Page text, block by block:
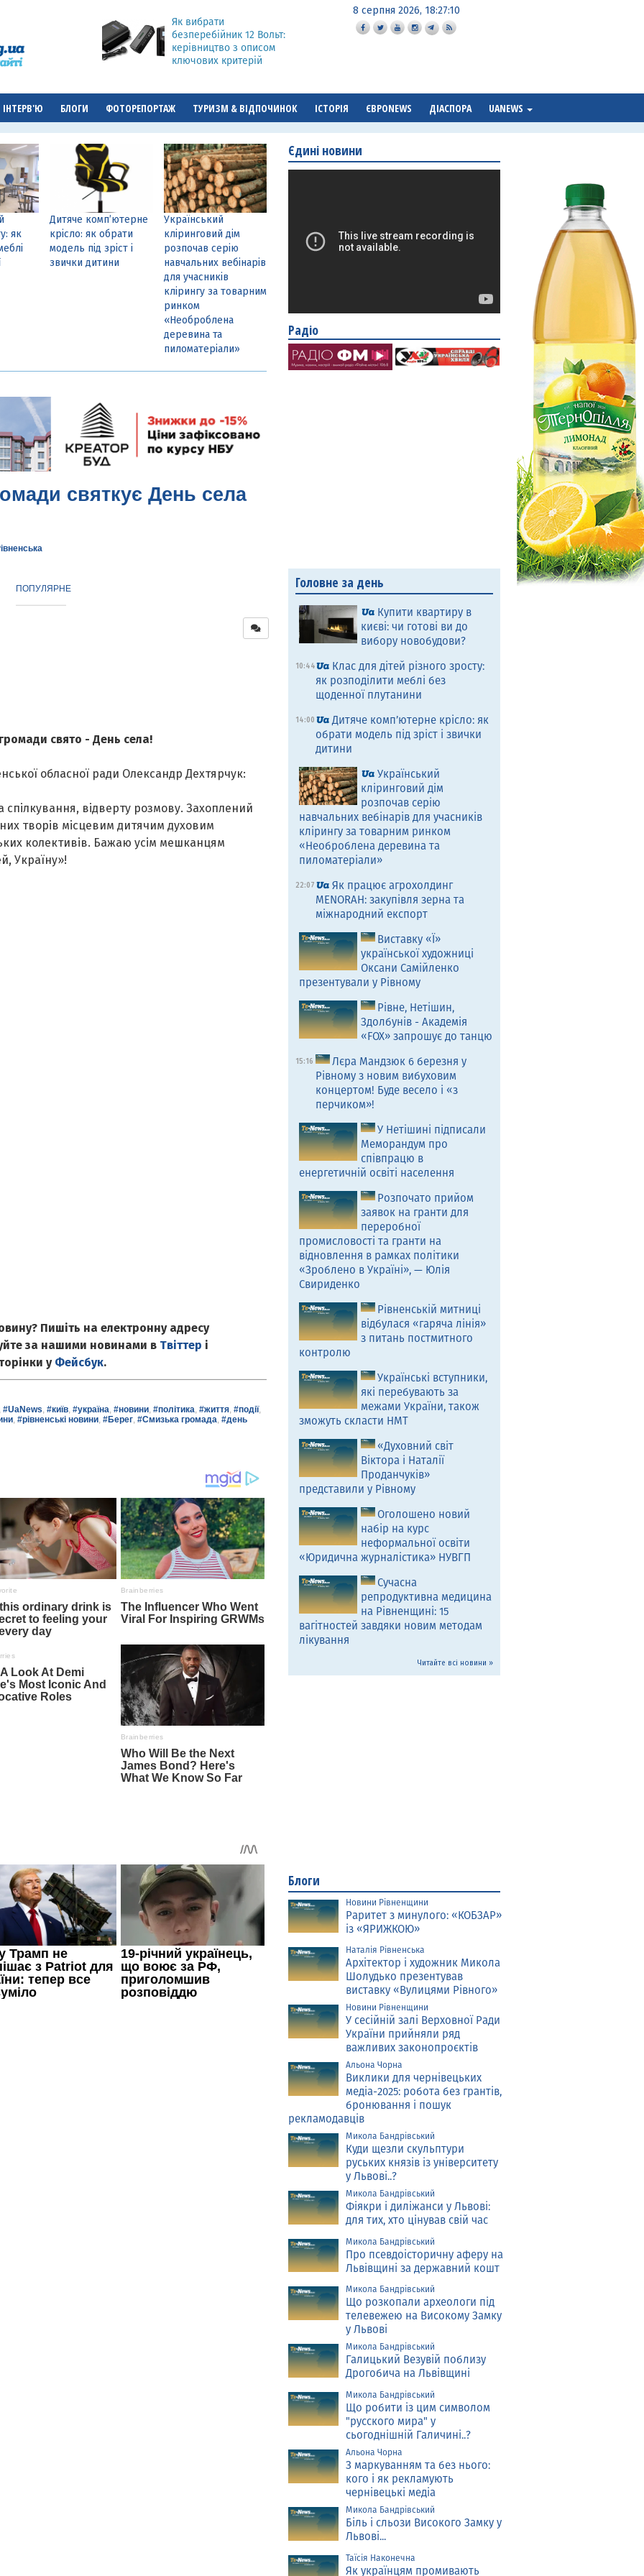
Як вибрати
безперебійник 12 Вольт:
керівництво з описом
ключових критерій
8 серпня 2026, 18:27:11
ІНТЕРВ'Ю БЛОГИ ФОТОРЕПОРТАЖ ТУРИЗМ & ВІДПОЧИНОК ІСТОРІЯ ЄВРОNEWS ДІАСПОРА UANEWS
як
Дитяче комп’ютерне
крісло: як обрати
модель під зріст і
звички дитини
Український
кліринговий дім
розпочав серію
навчальних вебінарів
для учасників
клірингу за товарним
ринком
«Необроблена
деревина та
пиломатеріали»
святкує День села
ПОПУЛЯРНЕ
свято - День села!
обласної ради Олександр Дехтярчук:
відверту розмову. Захоплений
творів місцевим дитячим духовим
колективів. Бажаю усім мешканцям
Україну»!
Пишіть на електронну адресу
за нашими новинами в Твіттер і
у Фейсбук.
#UaNews, #київ, #україна, #новини, #політика, #життя, #події,
, #рівненські новини, #Берег, #Смизька громада, #день
Єдині новини
Радіо
Головне за день
Купити квартиру в
києві: чи готові ви до
вибору новобудови?
10:44
Клас для дітей різного зросту:
як розподілити меблі без
щоденної плутанини
14:00
Дитяче комп’ютерне крісло: як
обрати модель під зріст і звички
дитини
Український
кліринговий дім
розпочав серію
навчальних вебінарів для учасників
клірингу за товарним ринком
«Необроблена деревина та
пиломатеріали»
22:07
Як працює агрохолдинг
MENORAH: закупівля зерна та
міжнародний експорт
Виставку «Ї»
української художниці
Оксани Самійленко
презентували у Рівному
Рівне, Нетішин,
Здолбунів - Академія
«FOX» запрошує до танцю
15:16
Лєра Мандзюк 6 березня у
Рівному з новим вибуховим
концертом! Буде весело і «з
перчиком»!
У Нетішині підписали
Меморандум про
співпрацю в
енергетичній освіті населення
Розпочато прийом
заявок на гранти для
переробної
промисловості та гранти на
відновлення в рамках політики
«Зроблено в Україні», — Юлія
Свириденко
Рівненській митниці
відбулася «гаряча лінія»
з питань постмитного
контролю
Українські вступники,
які перебувають за
межами України, також
зможуть скласти НМТ
«Духовний світ
Віктора і Наталії
Проданчуків»
представили у Рівному
Оголошено новий
набір на курс
неформальної освіти
«Юридична журналістика» НУВГП
Сучасна
репродуктивна медицина
на Рівненщині: 15
вагітностей завдяки новим методам
лікування
Читайте всі новини »
Блоги
Новини Рівненщини
Раритет з минулого: «КОБЗАР»
із «ЯРИЖКОЮ»
Наталія Рівненська
Архітектор і художник Микола
Шолудько презентував
виставку «Вулицями Рівного»
Новини Рівненщини
У сесійній залі Верховної Ради
України прийняли ряд
важливих законопроєктів
Альона Чорна
Виклики для чернівецьких
медіа-2025: робота без грантів,
бронювання і пошук
рекламодавців
Микола Бандрівський
Куди щезли скульптури
руських князів із університету
у Львові..?
Микола Бандрівський
Фіякри і диліжанси у Львові:
для тих, хто цінував свій час
Микола Бандрівський
Про псевдоісторичну аферу на
Львівщині за державний кошт
Микола Бандрівський
Що розкопали археологи під
телевежею на Високому Замку
у Львові
Микола Бандрівський
Галицький Везувій поблизу
Дрогобича на Львівщині
Микола Бандрівський
Що робити із цим символом
"русского мира" у
сьогоднішній Галичині..?
Альона Чорна
З маркуванням та без нього:
кого і як рекламують
чернівецькі медіа
Микола Бандрівський
Біль і сльози Високого Замку у
Львові...
Таїсія Наконечна
Як українцям промивають